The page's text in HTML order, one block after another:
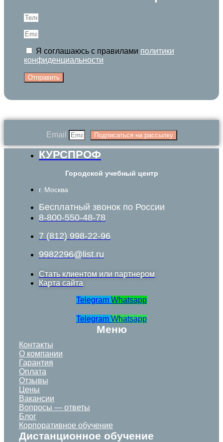
Я соглашаюсь с правилами политики
конфиденциальности
Отправить
Email Подписаться на рассылку
КУРСПРОФ
Городской учебный центр
г. Москва
Бесплатный звонок по России
8-800-550-48-78
7 (812) 998-22-96
9982296@list.ru
Стать клиентом или партнером
Карта сайта
Telegram Whatsapp
Telegram Whatsapp
Меню
Контакты
О компании
Гарантия
Оплата
Отзывы
Цены
Вакансии
Вопросы — ответы
Блог
Корпоративное обучение
Дистанционное обучение